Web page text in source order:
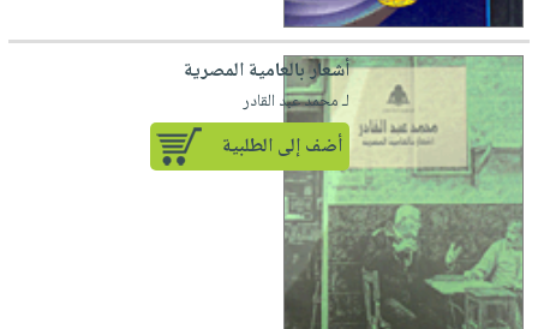
أشعار بالعامية المصرية
لـ محمد عبد القادر
أضف إلى الطلبية